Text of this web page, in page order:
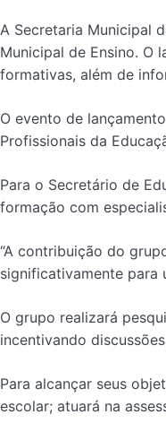
A Secretaria Municipal
Municipal de Ensino. O
formativas, além de
O evento de
Profissionais da
Para o Secretário de
formação com
“A contribuição do
significativamente para
O grupo realizará
incentivando
Para alcançar seus
escolar; atuará na